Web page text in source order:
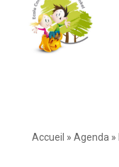
Accueil » Agenda »